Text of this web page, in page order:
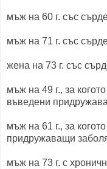
мъж на 60 г. със
мъж на 71 г. със
жена на 73 г. със
мъж на 49 г., за
въведени
мъж на 61 г., за
придружаващи
мъж на 73 г. с